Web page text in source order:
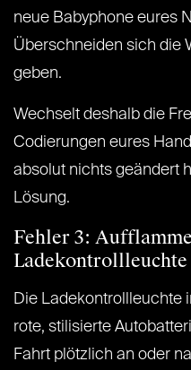
neue Babyphone eures
Überschneiden sich die
geben.
Wechselt deshalb die
Codierungen eures
absolut nichts geändert
Lösung.
Fehler 3:
Ladekontrollleuchte
Die Ladekontrollleuchte
rote, stilisierte
Fahrt plötzlich an oder